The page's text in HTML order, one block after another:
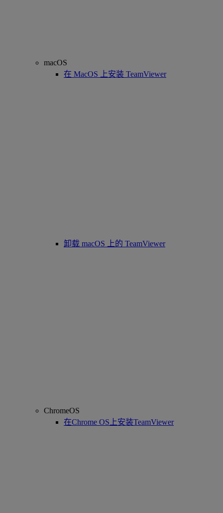
macOS
在 MacOS 上安装 TeamViewer
卸载 macOS 上的 TeamViewer
ChromeOS
在Chrome OS上安装TeamViewer